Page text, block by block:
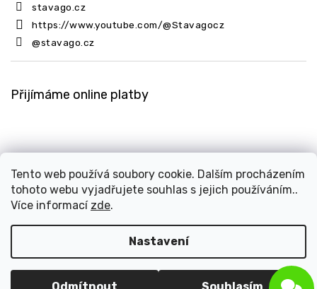
Tento web používá soubory cookie. Dalším procházením
tohoto webu vyjadřujete souhlas s jejich používáním..
Více informací zde.
Nastavení
stavago.cz
https://www.youtube.com/@Stavagocz
@stavago.cz
Přijímáme online platby
Copyright 2026
| Platforma